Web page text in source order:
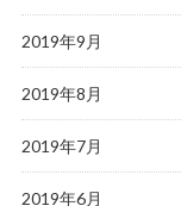
2019年9月
2019年8月
2019年7月
2019年6月